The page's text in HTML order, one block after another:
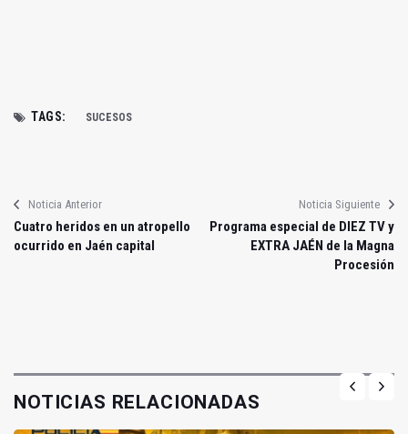
TAGS: SUCESOS
Noticia Anterior
Cuatro heridos en un atropello
ocurrido en Jaén capital
Noticia Siguiente
Programa especial de DIEZ TV y
EXTRA JAÉN de la Magna
Procesión
NOTICIAS RELACIONADAS